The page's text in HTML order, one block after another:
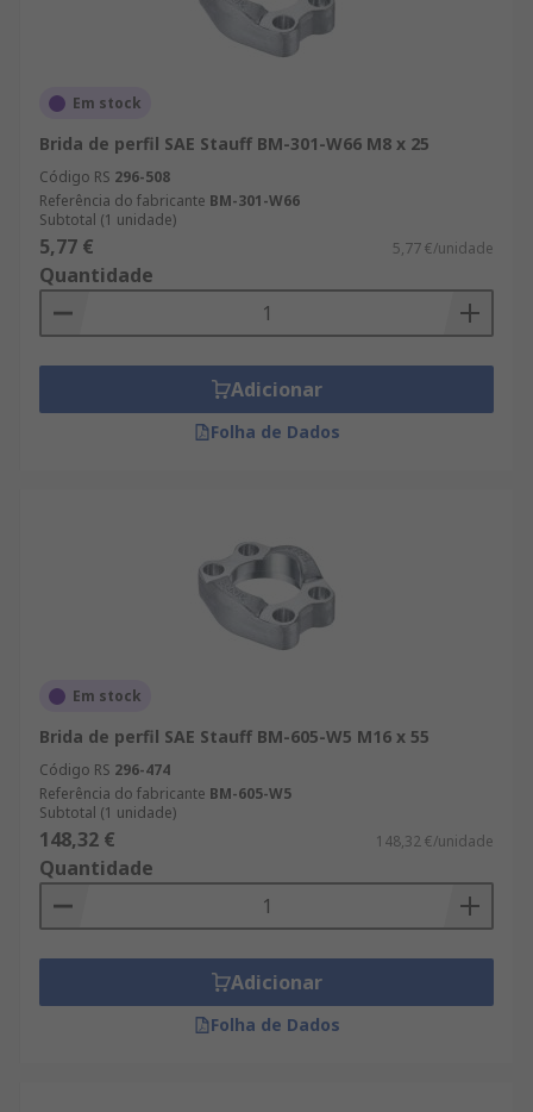
Em stock
Brida de perfil SAE Stauff BM-301-W66 M8 x 25
Código RS 296-508
Referência do fabricante BM-301-W66
Subtotal (1 unidade)
5,77 € 5,77 €/unidade
Quantidade
Adicionar
Folha de Dados
Em stock
Brida de perfil SAE Stauff BM-605-W5 M16 x 55
Código RS 296-474
Referência do fabricante BM-605-W5
Subtotal (1 unidade)
148,32 € 148,32 €/unidade
Quantidade
Adicionar
Folha de Dados